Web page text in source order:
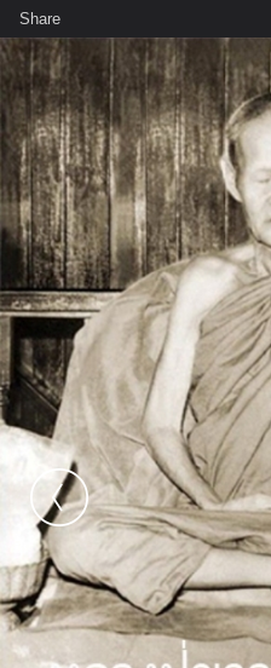
... รูปภาพ General
8.หลวงปู่ขาว อนาล
หน้าแรก เว็บบอร์ด มี
คอลเล็คชั่น สถานที่ กล้อง
ภาษาไทย
Share